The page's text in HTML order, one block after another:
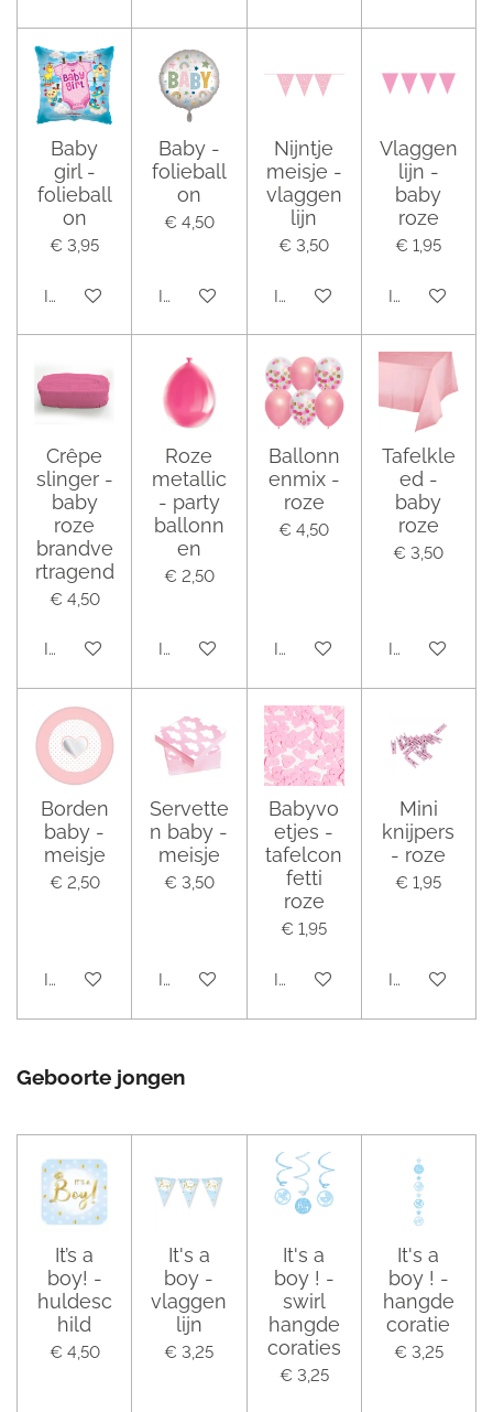
Baby
girl -
folieball
on
€ 3,95
In winkelwagen
Baby -
folieball
on
€ 4,50
In winkelwagen
Nijntje
meisje -
vlaggen
lijn
€ 3,50
In winkelwagen
Vlaggen
lijn -
baby
roze
€ 1,95
In
Crêpe
slinger -
baby
roze
brandve
rtragend
€ 4,50
In winkelwagen
Roze
metallic
- party
ballonn
en
€ 2,50
In winkelwagen
Ballonn
enmix -
roze
€ 4,50
In winkelwagen
Tafelkle
ed -
baby
roze
€ 3,50
In
Borden
baby -
meisje
€ 2,50
In winkelwagen
Servette
n baby -
meisje
€ 3,50
In winkelwagen
Babyvo
etjes -
tafelcon
fetti
roze
€ 1,95
In winkelwagen
Mini
knijpers
- roze
€ 1,95
In
Geboorte jongen
It’s a
boy! -
huldesc
hild
€ 4,50
It's a
boy -
vlaggen
lijn
€ 3,25
It's a
boy ! -
swirl
hangde
coraties
€ 3,25
It's a
boy ! -
hangde
coratie
€ 3,25